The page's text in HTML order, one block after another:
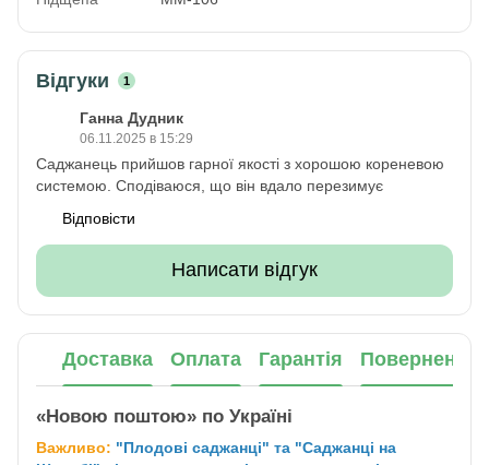
Відгуки 1
Ганна Дудник
06.11.2025 в 15:29
Саджанець прийшов гарної якості з хорошою кореневою
системою. Сподіваюся, що він вдало перезимує
Відповісти
Написати відгук
Доставка Оплата Гарантія Повернення
«Новою поштою» по Україні
Важливо: "Плодові саджанці" та "Саджанці на